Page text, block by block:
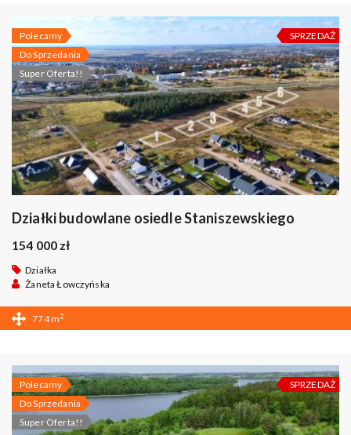
Polecamy
Do Sprzedania
Super Oferta!!
SPRZEDAŻ
Działki budowlane osiedle Staniszewskiego
154 000 zł
Działka
Żaneta Łowczyńska
774 m2
Polecamy
Do Sprzedania
Super Oferta!!
SPRZEDAŻ